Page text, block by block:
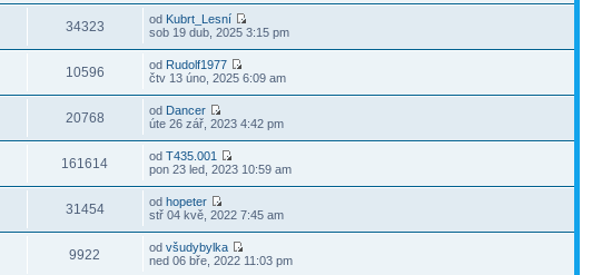
34323 od Kubrt_Lesní
sob 19 dub, 2025 3:15 pm
10596 od Rudolf1977
čtv 13 úno, 2025 6:09 am
20768 od Dancer
úte 26 zář, 2023 4:42 pm
161614 odT435.001
pon 23 led, 2023 10:59 am
31454 odhopeter
stř 04 kvě, 2022 7:45 am
9922 odvšudybylka
ned 06 bře, 2022 11:03 pm